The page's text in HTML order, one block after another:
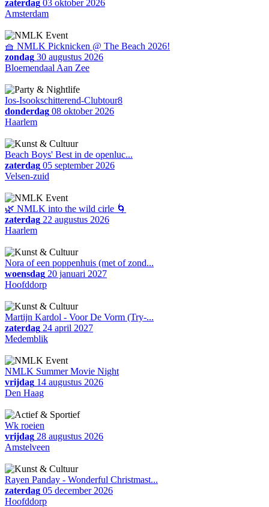
zaterdag 03 oktober 2026
Amsterdam
🧺 NMLK Picknicken @ The Beach 2026!
zondag 30 augustus 2026
Bloemendaal Aan Zee
Ios-Isookschitterend-Clubtour8
donderdag 08 oktober 2026
Haarlem
Beach Boys' Best in de openluc...
zaterdag 05 september 2026
Velsen-zuid
🌿 NMLK into the wild cirle 🌀
zaterdag 22 augustus 2026
Haarlem
Nora of een poppenhuis (met of zond...
woensdag 20 januari 2027
Hoofddorp
Martijn Kardol - Voor De Vorm (Try-...
zaterdag 24 april 2027
Medemblik
NMLK Summer Movie Night
vrijdag 14 augustus 2026
Den Haag
Wk roeien
vrijdag 28 augustus 2026
Amstelveen
Rayen Panday - Wonderful Christmast...
zaterdag 05 december 2026
Hoofddorp